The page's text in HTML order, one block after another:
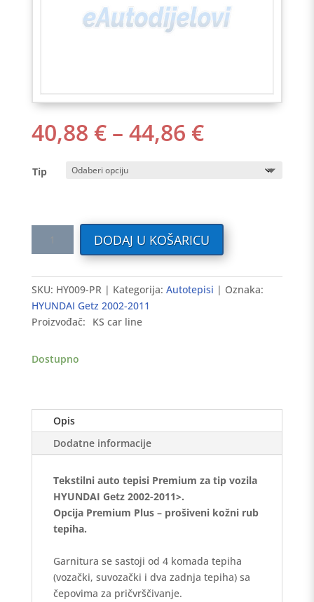
40,88 € – 44,86 €RASPON
CIJENA:
40,88 €
Tip
HYUNDAI
Getz
2002-
2011
Premium
DODAJ U KOŠARICU
SKU: HY009-PR Kategorija: Autotepisi
Oznaka:
HYUNDAI Getz 2002-2011
Proizvođač:
KS car line
Dostupno
Opis
Dodatne informacije
Tekstilni auto tepisi Premium za tip vozila
HYUNDAI Getz 2002-2011>.
Opcija Premium Plus – prošiveni kožni rub
tepiha.
Garnitura se sastoji od 4 komada tepiha
(vozački, suvozački i dva zadnja tepiha) sa
čepovima za pričvrščivanje.